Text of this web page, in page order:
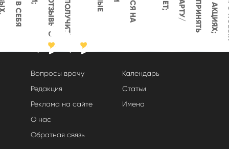
Вопросы врачу
Редакция
Реклама на сайте
О нас
Обратная связь
Календарь
Статьи
Имена